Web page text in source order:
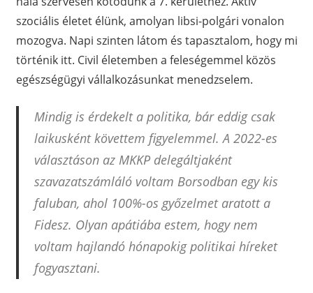
szociális életet élünk, amolyan libsi-polgári vonalon
mozogva. Napi szinten látom és tapasztalom, hogy mi
történik itt. Civil életemben a feleségemmel közös
egészségügyi vállalkozásunkat menedzselem.
Mindig is érdekelt a politika, bár eddig csak
laikusként követtem figyelemmel. A 2022-es
választáson az MKKP delegáltjaként
szavazatszámláló voltam Borsodban egy kis
faluban, ahol 100%-os győzelmet aratott a
Fidesz. Olyan apátiába estem, hogy nem
voltam hajlandó hónapokig politikai híreket
fogyasztani.